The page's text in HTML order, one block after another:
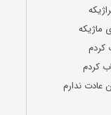
ماژیکه
کردم
کردم
ندارم